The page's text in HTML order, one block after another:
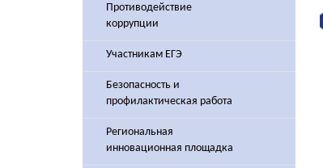
Противодействие
коррупции
Участникам ЕГЭ
Безопасность и
профилактическая работа
Региональная
инновационная площадка